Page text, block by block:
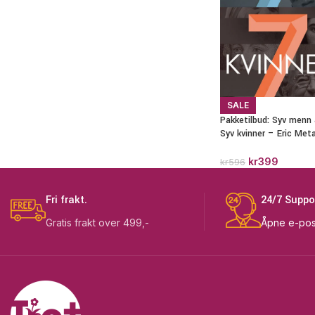
SALE
Pakketilbud: Syv menn
Syv kvinner – Eric
kr596 kr399
Fri frakt.
Gratis frakt over 499,-
24/7
Åpne e-